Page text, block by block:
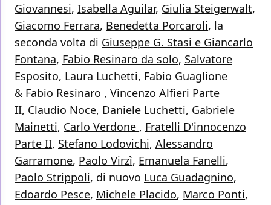
Giovannesi, Isabella Aguilar, Giulia Steigerwalt,
Giacomo Ferrara, Benedetta Porcaroli, la
seconda volta di Giuseppe G. Stasi e Giancarlo
Fontana, Fabio Resinaro da solo, Salvatore
Esposito, Laura Luchetti, Fabio Guaglione
& Fabio Resinaro , Vincenzo Alfieri Parte
II, Claudio Noce, Daniele Luchetti, Gabriele
Mainetti, Carlo Verdone , Fratelli D'innocenzo
Parte II, Stefano Lodovichi, Alessandro
Garramone, Paolo Virzì, Emanuela Fanelli,
Paolo Strippoli, di nuovo Luca Guadagnino,
Edoardo Pesce, Michele Placido, Marco Ponti,